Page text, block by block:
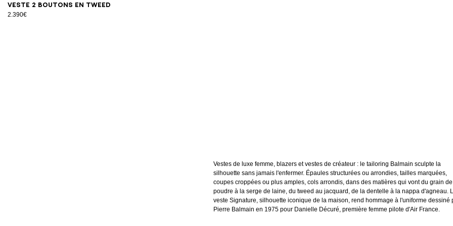
Veste 2 boutons en tweed
2.390€
343638 404244
Vestes de luxe femme, blazers et vestes de créateur : le tailoring Balmain sculpte la
silhouette sans jamais l'enfermer. Épaules structurées ou arrondies, tailles marquées,
coupes croppées ou plus amples, cols arrondis, dans des matières qui vont du grain de
poudre à la serge de laine, du tweed au jacquard, de la dentelle à la nappa d'agneau.
veste Signature, silhouette iconique de la maison, rend hommage à l'uniforme dessiné
Pierre Balmain en 1975 pour Danielle Décuré, première femme pilote d'Air France.